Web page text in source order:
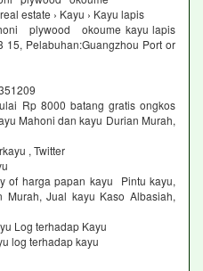
estate › Kayu › Kayu lapis
plywood okoume kayu lapis
15, Pelabuhan:Guangzhou Port or
Rp 8000 batang gratis ongkos
Mahoni dan kayu Durian Murah,
, Twitter
harga papan kayu Pintu kayu,
Jual kayu Kaso Albasiah,
Log terhadap Kayu
log terhadap kayu